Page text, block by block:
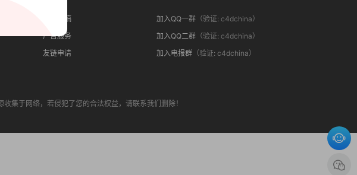
我要投稿
广告服务
友链申请
加入QQ一群（验证: c4dchina）
加入QQ二群（验证: c4dchina）
加入电报群（验证: c4dchina）
收集于网络，若侵犯了您的合法权益，请联系我们删除！